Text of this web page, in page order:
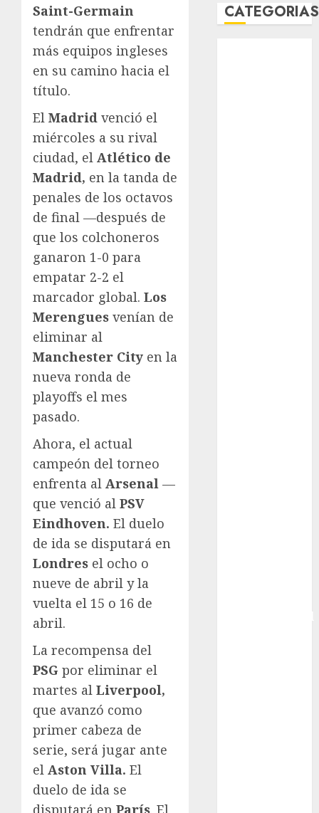
Saint-Germain
tendrán que enfrentar
más equipos ingleses
en su camino hacia el
título.
El Madrid venció el
miércoles a su rival
ciudad, el Atlético de
Madrid, en la tanda de
penales de los octavos
de final —después de
que los colchoneros
ganaron 1-0 para
empatar 2-2 el
marcador global. Los
Merengues venían de
eliminar al
Manchester City en la
nueva ronda de
playoffs el mes
pasado.
Ahora, el actual
campeón del torneo
enfrenta al Arsenal —
que venció al PSV
Eindhoven. El duelo
de ida se disputará en
Londres el ocho o
nueve de abril y la
vuelta el 15 o 16 de
abril.
La recompensa del
PSG por eliminar el
martes al Liverpool,
que avanzó como
primer cabeza de
serie, será jugar ante
el Aston Villa. El
duelo de ida se
disputará en París . El
CATEGORIAS